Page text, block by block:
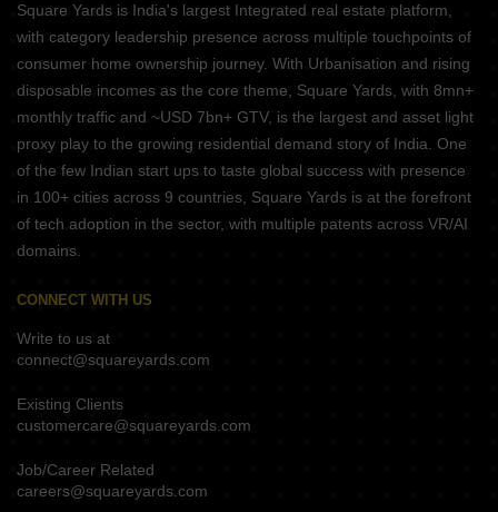
Square Yards is India's largest Integrated real estate platform,
with category leadership presence across multiple touchpoints of
consumer home ownership journey. With Urbanisation and rising
disposable incomes as the core theme, Square Yards, with 8mn+
monthly traffic and ~USD 7bn+ GTV, is the largest and asset light
proxy play to the growing residential demand story of India. One
of the few Indian start ups to taste global success with presence
in 100+ cities across 9 countries, Square Yards is at the forefront
of tech adoption in the sector, with multiple patents across VR/AI
domains.
CONNECT WITH US
Write to us at
connect@squareyards.com
Existing Clients
customercare@squareyards.com
Job/Career Related
careers@squareyards.com